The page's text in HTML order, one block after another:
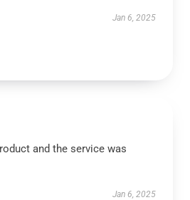
Jan 6, 2025
and the service was
Jan 6, 2025